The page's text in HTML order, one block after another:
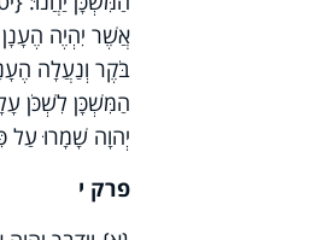
אֲשֶׁר יִהְיֶה
בֹּקֶר וְנַעֲלָה
הַמִּשְׁכָּן לִשְׁכֹּן
יְהוָה שָׁמָרוּ עַל
פרק י